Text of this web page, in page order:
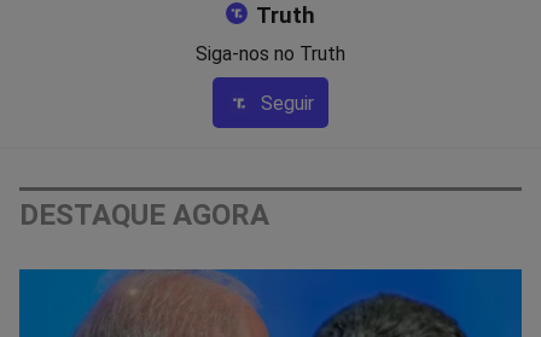
Truth
Siga-nos no Truth
Seguir
DESTAQUE AGORA